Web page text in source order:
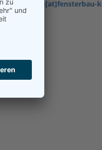
E-Mail:
info[at]fensterbau-